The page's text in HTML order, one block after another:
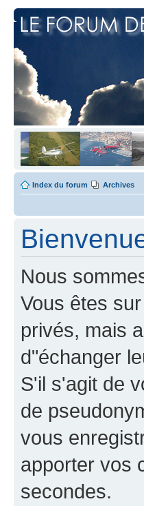
Index du forum Archives
Nous
Vous êtes
privés, mais
d"échanger
S'il s'agit de
de
vous
apporter vos
secondes.